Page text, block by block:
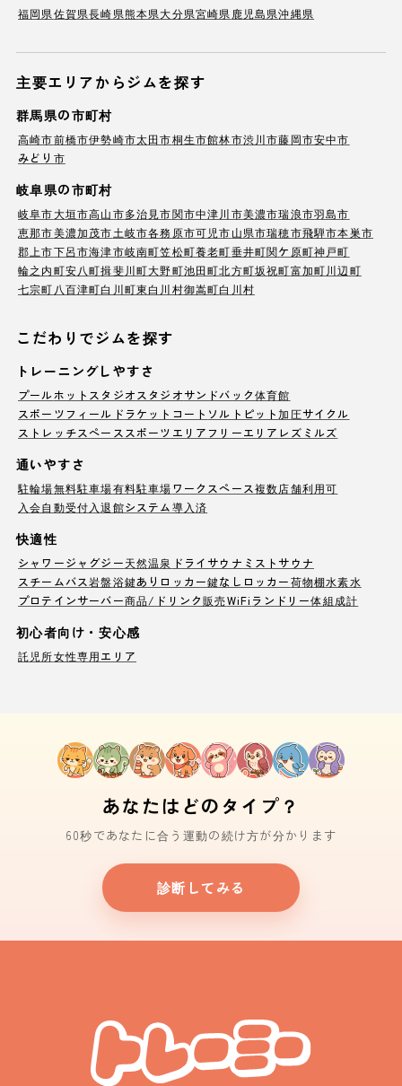
福岡県佐賀県長崎県熊本県大分県宮崎県 鹿児島県沖縄県
主要エリアからジムを探す
群馬県の市町村
高崎市前橋市伊勢崎市太田市桐生市館林市渋川市藤岡市安中市
みどり市
岐阜県の市町村
岐阜市大垣市高山市多治見市関市中津川市美濃市瑞浪市羽島市
恵那市美濃加茂市土岐市各務原市可児市山県市瑞穂市飛騨市本巣市
郡上市下呂市海津市岐南町笠松町養老町垂井町関ケ原町神戸町
輪之内町安八町揖斐川町大野町池田町北方町坂祝町富加町川辺町
七宗町 八百津町白川町東白川村御嵩町白川村
こだわりでジムを探す
トレーニングしやすさ
プールホットスタジオ スタジオサンドバック体育館
スポーツフィールド ラケットコート ソルトピット加圧サイクル
ストレッチスペース スポーツエリア フリーエリア レズミルズ
通いやすさ
駐輪場無料駐車場有料駐車場ワークスペース複数店舗利用可
入会自動受付 入退館システム導入済
快適性
シャワージャグジー天然温泉 ドライサウナ ミストサウナ
スチームバス岩盤浴鍵ありロッカー鍵なしロッカー荷物棚水素水
プロテインサーバー商品/ドリンク販売WiFi ランドリー体組成計
初心者向け・安心感
託児所女性専用エリア
あなたはどのタイプ？
60秒であなたに合う運動の続け方が分かります
診断してみる